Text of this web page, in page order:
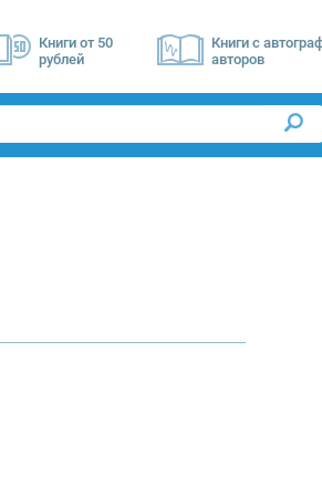
Книги от 50
рублей
Книги с
авторов